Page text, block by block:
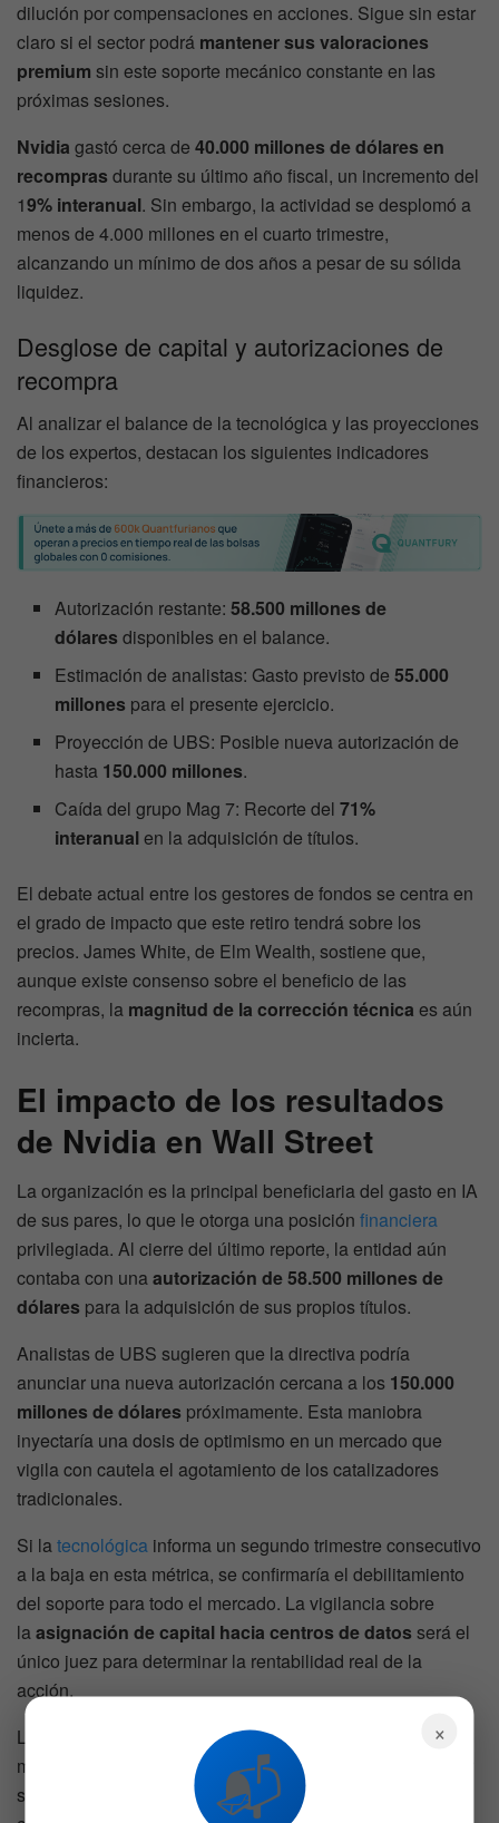
dilución por compensaciones en acciones. Sigue sin estar
claro si el sector podrá mantener sus valoraciones
premium sin este soporte mecánico constante en las
próximas sesiones.
Nvidia gastó cerca de 40.000 millones de dólares en
recompras durante su último año fiscal, un incremento del
19% interanual. Sin embargo, la actividad se desplomó a
menos de 4.000 millones en el cuarto trimestre,
alcanzando un mínimo de dos años a pesar de su sólida
liquidez.
Desglose de capital y autorizaciones de
recompra
Al analizar el balance de la tecnológica y las proyecciones
de los expertos, destacan los siguientes indicadores
financieros:
Autorización restante:58.500 millones de
dólares disponibles en el balance.
Estimación de analistas: Gasto previsto de55.000
millones para el presente ejercicio.
Proyección de UBS: Posible nueva autorización de
hasta 150.000 millones.
Caída del grupo Mag 7: Recorte del71%
interanualen la adquisición de títulos.
El debate actual entre los gestores de fondos se centra en
el grado de impacto que este retiro tendrá sobre los
precios. James White, de Elm Wealth, sostiene que,
aunque existe consenso sobre el beneficio de las
recompras, la magnitud de la corrección técnica es aún
incierta.
El impacto de los resultados
de Nvidia en Wall Street
La organización es la principal beneficiaria del gasto en IA
de sus pares, lo que le otorga una posición financiera
privilegiada. Al cierre del último reporte, la entidad aún
contaba con unaautorización de 58.500 millones de
dólares para la adquisición de sus propios títulos.
Analistas de UBS sugieren que la directiva podría
anunciar una nueva autorización cercana a los 150.000
millones de dólares próximamente. Esta maniobra
inyectaría una dosis de optimismo en un mercado que
vigila con cautela el agotamiento de los catalizadores
tradicionales.
Si latecnológica informa un segundo trimestre consecutivo
a la baja en esta métrica, se confirmaría el debilitamiento
del soporte para todo el mercado. La vigilancia sobre
laasignación de capital hacia centros de datos será el
único juez para determinar la rentabilidad real de la
acción.
La respuesta de los inversores institucionales este
miércoles validará si el sector tecnológico puede sostener
su rally sin el bid mecánico de las recompras. El flujo de
×
📬